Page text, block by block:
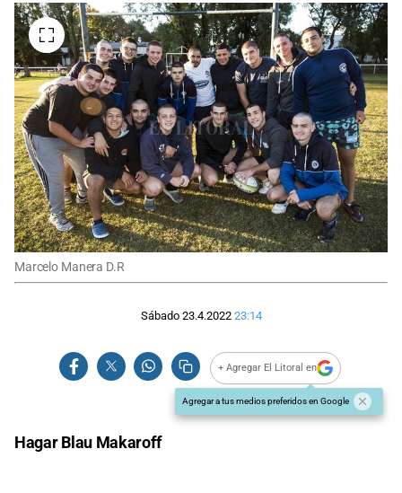
Marcelo Manera D.R
Sábado 23.4.2022 23:14
+ Agregar El Litoral en
Agregar a tus medios preferidos en Google
Hagar Blau Makaroff